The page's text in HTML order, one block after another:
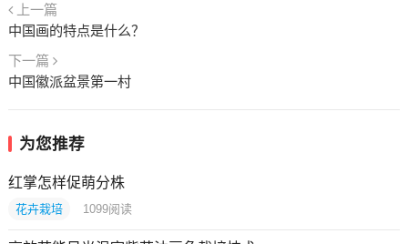
上一篇
中国画的特点是什么？
下一篇
中国徽派盆景第一村
为您推荐
红掌怎样促萌分株
花卉栽培 1099阅读